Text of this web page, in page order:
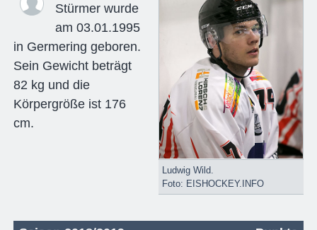
Ludwig Wild.
Foto: EISHOCKEY.INFO
Stürmer wurde
am 03.01.1995
in Germering geboren.
Sein Gewicht beträgt
82 kg und die
Körpergröße ist 176
cm.